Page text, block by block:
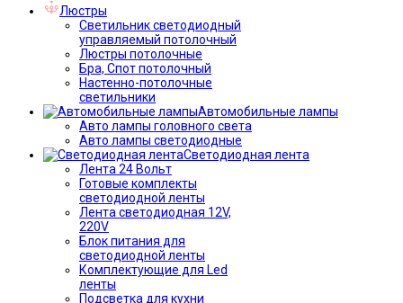
Люстры
Светильник светодиодный
управляемый потолочный
Люстры потолочные
Бра, Спот потолочный
Настенно-потолочные
светильники
Автомобильные лампы
Авто лампы головного света
Авто лампы светодиодные
Светодиодная лента
Лента 24 Вольт
Готовые комплекты
светодиодной ленты
Лента светодиодная 12V,
220V
Блок питания для
светодиодной ленты
Комплектующие для Led
ленты
Подсветка для кухни